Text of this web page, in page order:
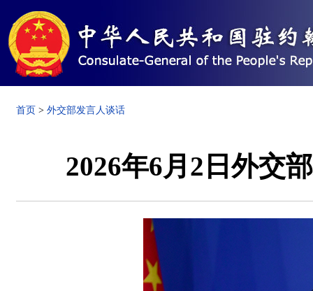
首页 > 外交部发言人谈话
2026年6月2日外交